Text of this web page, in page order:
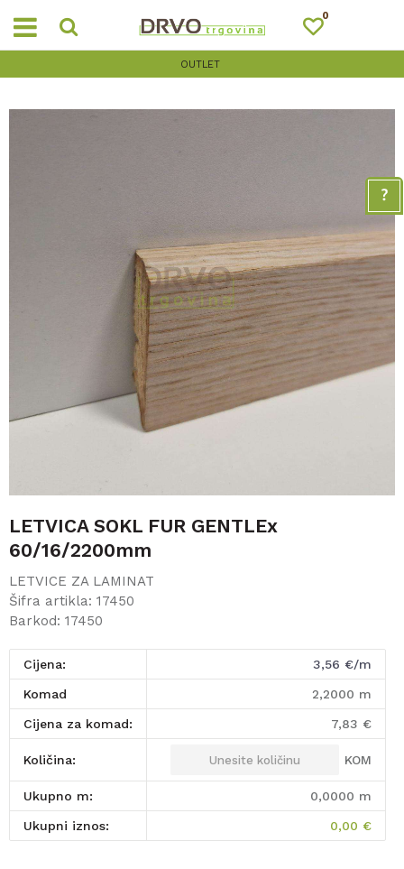
0
OUTLET
LETVICA SOKL FUR GENTLEx
60/16/2200mm
LETVICE ZA LAMINAT
Šifra artikla: 17450
Barkod: 17450
Cijena: 3,56 €/m
komad 2,2000 m
Cijena za komad: 7,83 €
Količina: KOM
Ukupno m: 0,0000 m
Ukupni iznos: 0,00 €